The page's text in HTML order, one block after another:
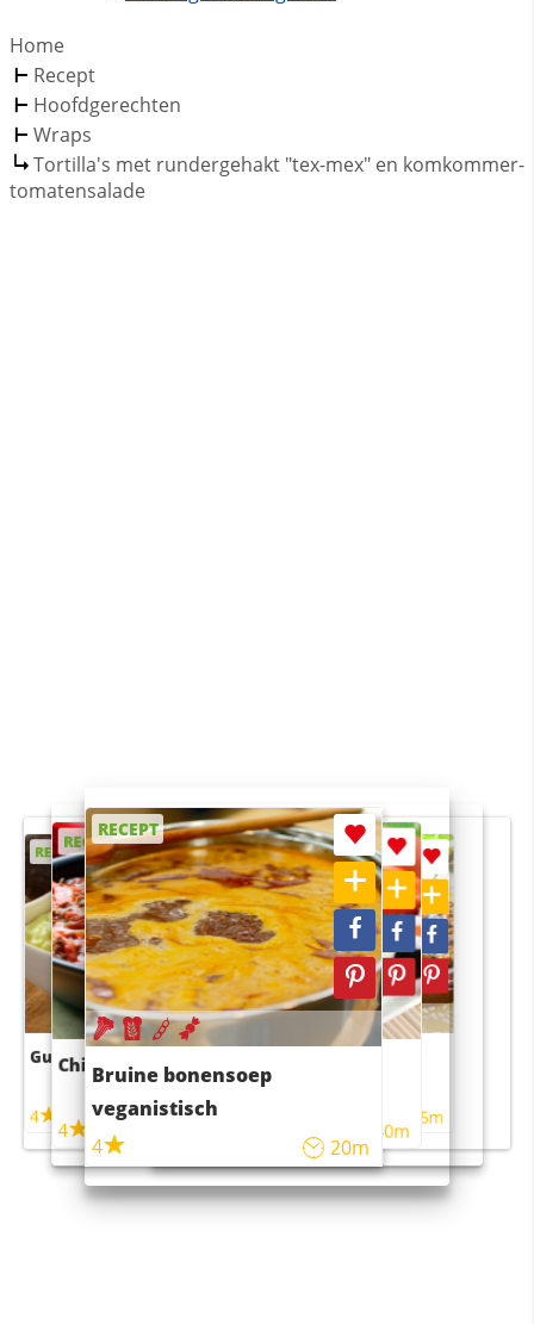
Home
Recept
Hoofdgerechten
Wraps
Tortilla's met rundergehakt "tex-mex" en komkommer-
tomatensalade
RECEPT
Guacamole
4
RECEPT
Chili con carne
4
RECEPT
Bruine bonensoep
veganistisch
4
20m
RECEPT
Sushi rijstsalade
maaltijdsalade
40m
RECEPT
4 55m